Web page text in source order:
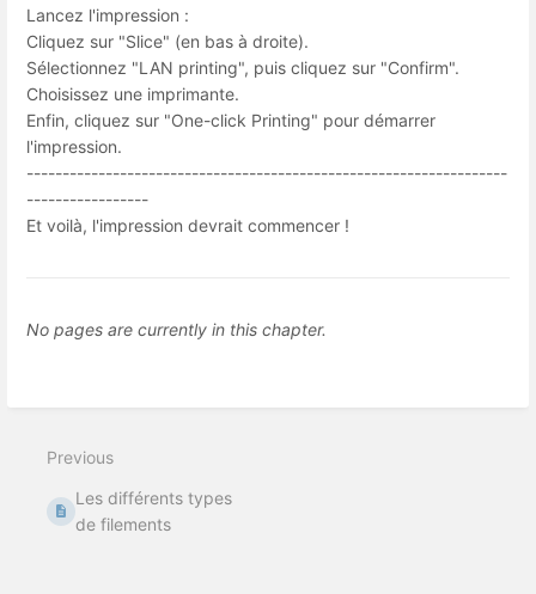
Lancez l'impression :
Cliquez sur "Slice" (en bas à droite).
Sélectionnez "LAN printing", puis cliquez sur "Confirm".
Choisissez une imprimante.
Enfin, cliquez sur "One-click Printing" pour démarrer
l'impression.
-------------------------------------------------------------------
-----------------
Et voilà, l'impression devrait commencer !
No pages are currently in this chapter.
Previous
Les différents types
de filements